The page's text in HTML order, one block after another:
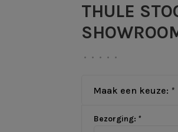
THULE
• • • • •
Maak een keuze: *
Bezorging: *